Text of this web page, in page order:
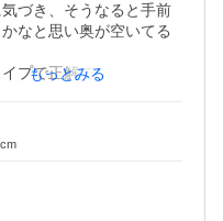
づき、そうなると手前
なと思い奥が空いてる
プで正解でした。
トがとてもすっきりし
もっとみる